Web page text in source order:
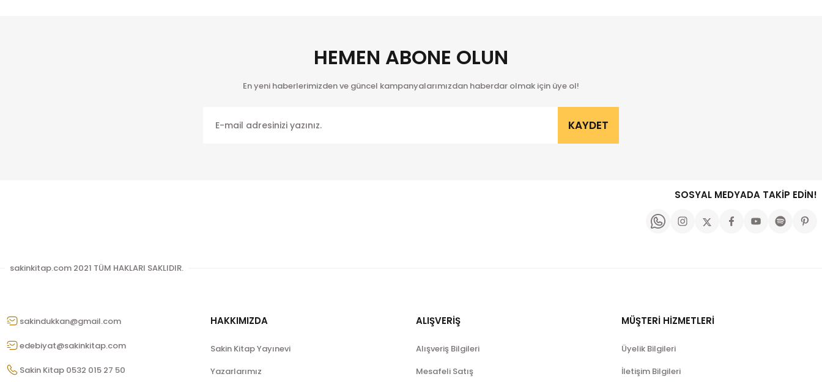
HEMEN ABONE OLUN
En yeni haberlerimizden ve güncel kampanyalarımızdan haberdar olmak için üye ol!
KAYDET
SOSYAL MEDYADA TAKİP EDİN!
sakinkitap.com 2021 TÜM HAKLARI SAKLIDIR.
sakindukkan@gmail.com
edebiyat@sakinkitap.com
Sakin Kitap 0532 015 27 50
HAKKIMIZDA
Sakin Kitap Yayınevi
Yazarlarımız
ALIŞVERİŞ
Alışveriş Bilgileri
Mesafeli Satış
MÜŞTERİ HİZMETLERİ
Üyelik Bilgileri
İletişim Bilgileri